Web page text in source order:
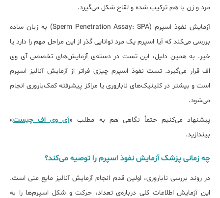
مرد و زن با هم ترکیب شده و لقاح شکل می‌گیرد.
آزمایش نفوذ اسپرم (Sperm Penetration Assay: SPA) به زبان ساده
بررسی می‌کند که آیا اسپرم یک مرد توانایی گذر از این مراحل مهم را دارد یا
خیر. به همین دلیل، این تست در دسته‌ی آزمایش‌های تخصصی آی وی
اف قرار می‌گیرد. تست نفوذ اسپرم چیزی فراتر از آزمایش آنالیز اسپرم
است و بیشتر در کلینیک‌های ناباروری یا مراکز پیشرفته کمک‌باروری انجام
می‌شود.
پیشنهاد می‌کنیم حتماً نگاهی هم به مطلب «آی وی اف چیست»
بیندازید.
چه زمانی پزشک آزمایش نفوذ اسپرم را توصیه می‌کند؟
در روند بررسی ناباروری، اولین قدم انجام آزمایش آنالیز مایع منی است.
این آزمایش اطلاعات کلی درباره‌ی تعداد، حرکت و شکل اسپرم‌ها را به